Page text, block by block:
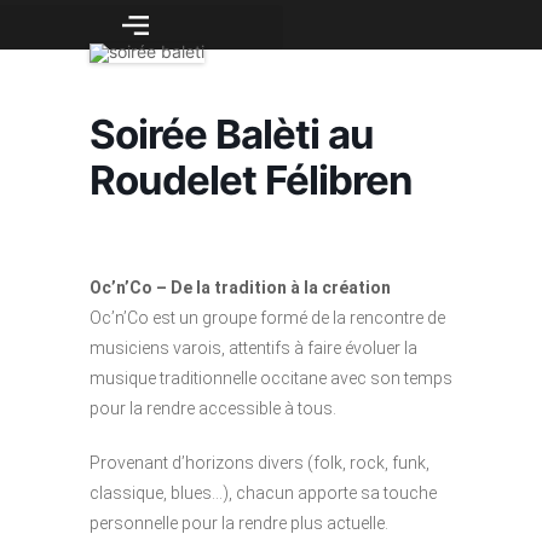
Soirée Balèti au
Roudelet Félibren
Oc’n’Co – De la tradition à la création
Oc’n’Co est un groupe formé de la rencontre de
musiciens varois, attentifs à faire évoluer la
musique traditionnelle occitane avec son temps
pour la rendre accessible à tous.
Provenant d’horizons divers (folk, rock, funk,
classique, blues…), chacun apporte sa touche
personnelle pour la rendre plus actuelle.